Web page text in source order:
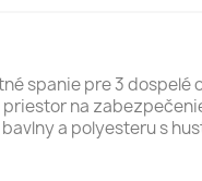
spanie pre 3
na
a polyesteru s